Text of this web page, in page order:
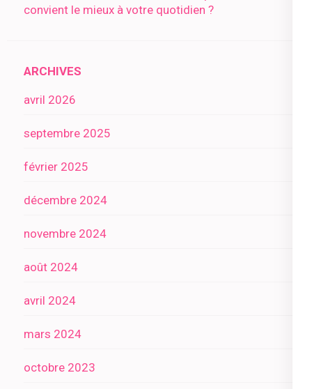
convient le mieux à votre quotidien ?
ARCHIVES
avril 2026
septembre 2025
février 2025
décembre 2024
novembre 2024
août 2024
avril 2024
mars 2024
octobre 2023